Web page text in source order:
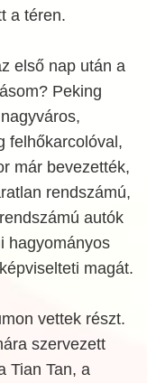
a téren.
első nap után a
Peking
felhőkarcolóval,
már bevezették,
rendszámú,
autók
hagyományos
magát.
vettek részt.
szervezett
Tian Tan, a